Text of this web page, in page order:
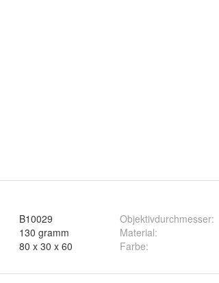
B10029
130 gramm
80 x 30 x 60
Objektivdurchmesser:
Material:
Farbe: